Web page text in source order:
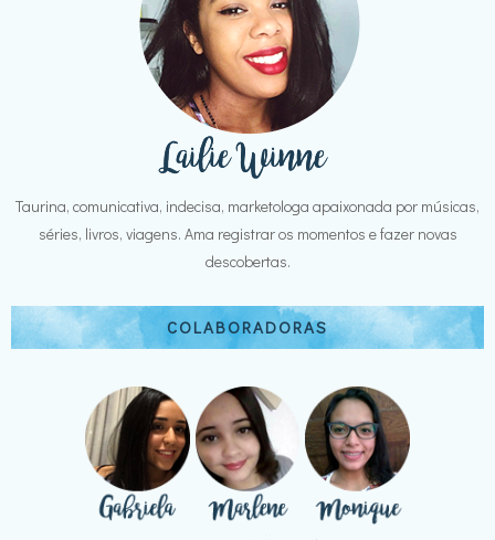
Taurina, comunicativa, indecisa, marketologa apaixonada por músicas,
séries, livros, viagens. Ama registrar os momentos e fazer novas
descobertas.
COLABORADORAS